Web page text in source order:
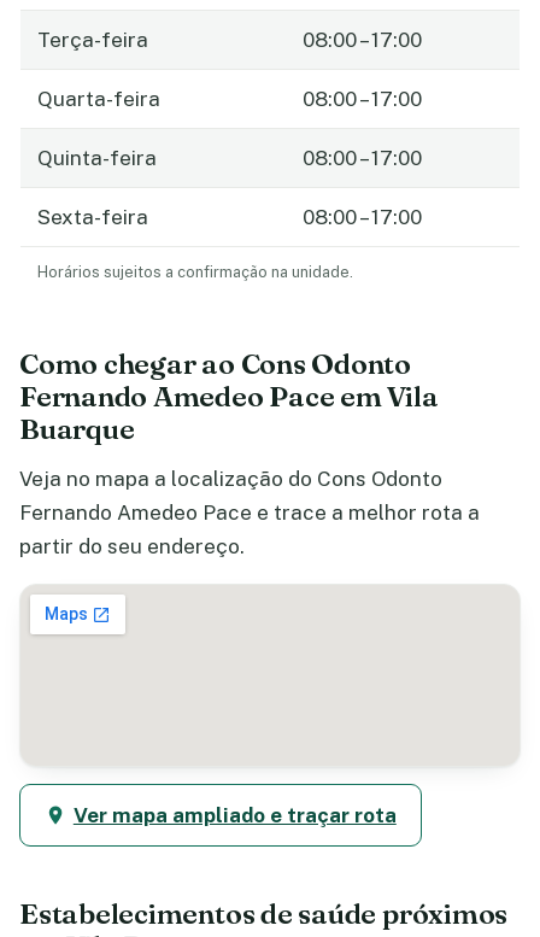
Terça-feira 08:00 – 17:00
Quarta-feira 08:00 – 17:00
Quinta-feira 08:00 – 17:00
Sexta-feira 08:00 – 17:00
Horários sujeitos a confirmação na unidade.
Como chegar ao Cons Odonto
Fernando Amedeo Pace em Vila
Buarque
Veja no mapa a localização do Cons Odonto
Fernando Amedeo Pace e trace a melhor rota a
partir do seu endereço.
Ver mapa ampliado e traçar rota
Estabelecimentos de saúde próximos